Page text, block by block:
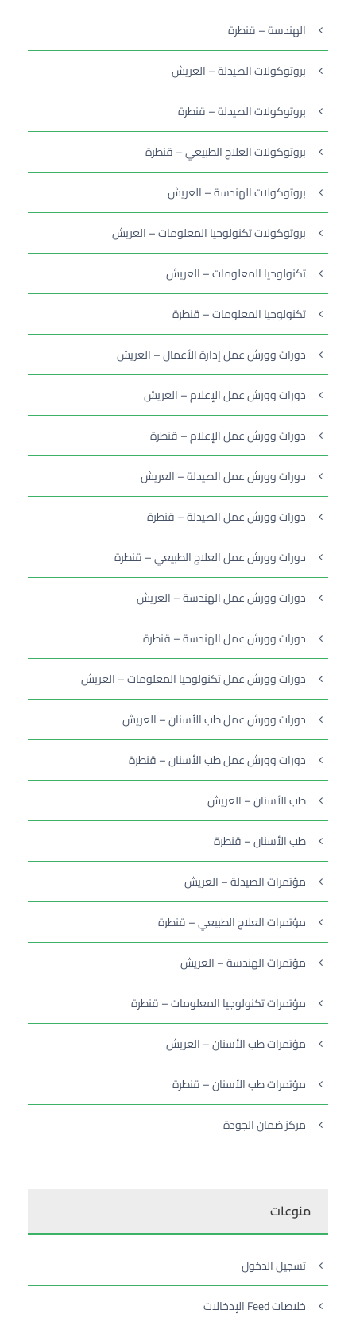
الهندسة – قنطرة
بروتوكولات الصيدلة – العريش
بروتوكولات الصيدلة – قنطرة
بروتوكولات العلاج الطبيعي – قنطرة
بروتوكولات الهندسة – العريش
بروتوكولات تكنولوجيا المعلومات – العريش
تكنولوجيا المعلومات – العريش
تكنولوجيا المعلومات – قنطرة
دورات وورش عمل إدارة الأعمال – العريش
دورات وورش عمل الإعلام – العريش
دورات وورش عمل الإعلام – قنطرة
دورات وورش عمل الصيدلة – العريش
دورات وورش عمل الصيدلة – قنطرة
دورات وورش عمل العلاج الطبيعي – قنطرة
دورات وورش عمل الهندسة – العريش
دورات وورش عمل الهندسة – قنطرة
دورات وورش عمل تكنولوجيا المعلومات – العريش
دورات وورش عمل طب الأسنان – العريش
دورات وورش عمل طب الأسنان – قنطرة
طب الأسنان – العريش
طب الأسنان – قنطرة
مؤتمرات الصيدلة – العريش
مؤتمرات العلاج الطبيعي – قنطرة
مؤتمرات الهندسة – العريش
مؤتمرات تكنولوجيا المعلومات – قنطرة
مؤتمرات طب الأسنان – العريش
مؤتمرات طب الأسنان – قنطرة
مركز ضمان الجودة
منوعات
تسجيل الدخول
خلاصات Feed الإدخالات